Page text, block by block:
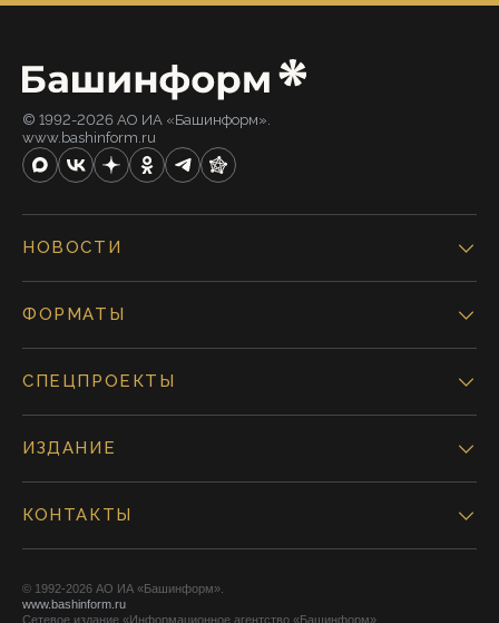
© 1992-2026 АО ИА «Башинформ».
www.bashinform.ru
НОВОСТИ
ФОРМАТЫ
СПЕЦПРОЕКТЫ
ИЗДАНИЕ
КОНТАКТЫ
© 1992-2026 АО ИА «Башинформ».
www.bashinform.ru
Сетевое издание «Информационное агентство «Башинформ»